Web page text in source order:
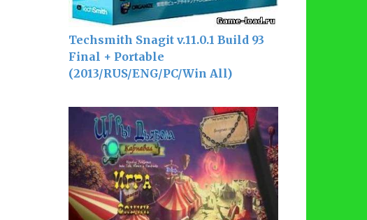
Techsmith Snagit v.11.0.1 Build 93
Final + Portable
(2013/RUS/ENG/PC/Win All)